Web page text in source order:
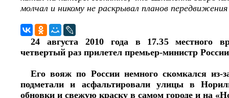
молчал и никому не раскрывал планов
24 августа 2010 года в 17.35 местного
четвертый раз прилетел премьер-министр
Его вояж по России немного скомкался из-
подметали и асфальтировали улицы в
обновки и свежую краску в самом городе и на